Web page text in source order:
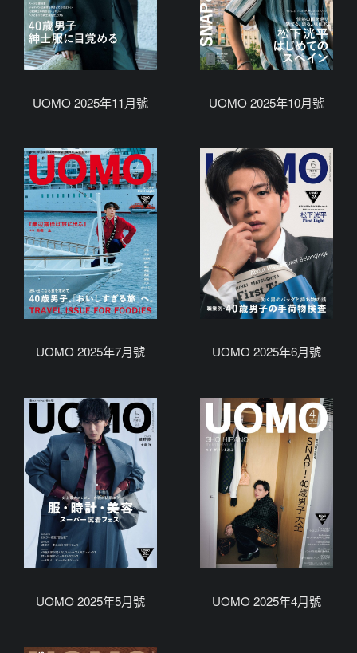
UOMO 2025年11月號 UOMO 2025年10月號
UOMO 2025年7月號 UOMO 2025年6月號
UOMO 2025年5月號 UOMO 2025年4月號